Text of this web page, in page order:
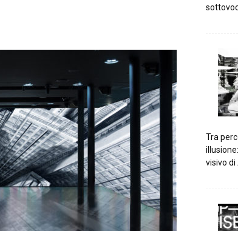
Tra
visivo di